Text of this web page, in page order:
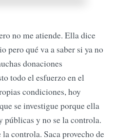
no me atiende. Ella dice
pero qué va a saber si ya no
donaciones
todo el esfuerzo en el
condiciones, hoy
se investigue porque ella
públicas y no se la controla.
controla. Saca provecho de